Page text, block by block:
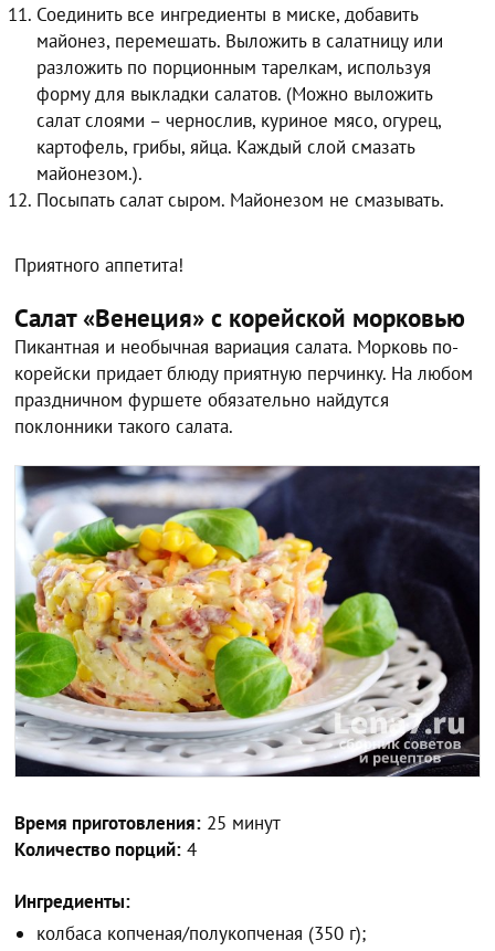
Соединить все ингредиенты в миске, добавить
майонез, перемешать. Выложить в салатницу или
разложить по порционным тарелкам, используя
форму для выкладки салатов. (Можно выложить
салат слоями – чернослив, куриное мясо, огурец,
картофель, грибы, яйца. Каждый слой смазать
майонезом.).
Посыпать салат сыром. Майонезом не смазывать.
Приятного аппетита!
Салат «Венеция» с корейской морковью
Пикантная и необычная вариация салата. Морковь по-
корейски придает блюду приятную перчинку. На любом
праздничном фуршете обязательно найдутся
поклонники такого салата.
Время приготовления: 25 минут
Количество порций: 4
Ингредиенты:
колбаса копченая/полукопченая (350 г);